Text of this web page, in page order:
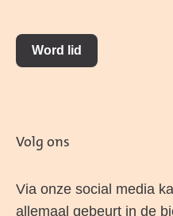
Word lid
Volg ons
Via onze social media
allemaal gebeurt in de